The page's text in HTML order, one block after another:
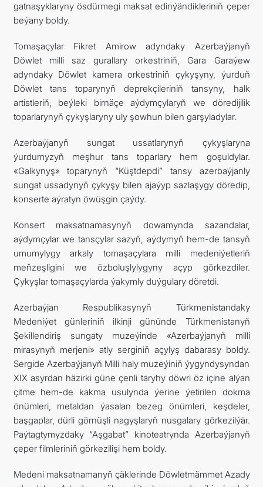
gatnaşyklaryny ösdürmegi maksat edinýändikleriniň çeper
beýany boldy.
Tomaşaçylar Fikret Amirow adyndaky Azerbaýjanyň
Döwlet milli saz gurallary orkestriniň, Gara Garaýew
adyndaky Döwlet kamera orkestriniň çykyşyny, ýurduň
Döwlet tans toparynyň deprekçileriniň tansyny, halk
artistleriň, beýleki birnäçe aýdymçylaryň we döredijilik
toparlarynyň çykyşlaryny uly şowhun bilen garşyladylar.
Azerbaýjanyň sungat ussatlarynyň çykyşlaryna
ýurdumyzyň meşhur tans toparlary hem goşuldylar.
«Galkynyş» toparynyň “Küştdepdi” tansy azerbaýjanly
sungat ussadynyň çykyşy bilen ajaýyp sazlaşygy döredip,
konserte aýratyn öwüşgin çaýdy.
Konsert maksatnamasynyň dowamynda sazandalar,
aýdymçylar we tansçylar sazyň, aýdymyň hem-de tansyň
umumylygy arkaly tomaşaçylara milli medeniýetleriň
meňzeşligini we özboluşlylygyny açyp görkezdiler.
Çykyşlar tomaşaçylarda ýakymly duýgulary döretdi.
Azerbaýjan Respublikasynyň Türkmenistandaky
Medeniýet günleriniň ilkinji gününde Türkmenistanyň
Şekillendiriş sungaty muzeýinde «Azerbaýjanyň milli
mirasynyň merjeni» atly serginiň açylyş dabarasy boldy.
Sergide Azerbaýjanyň Milli haly muzeýiniň ýygyndysyndan
XIX asyrdan häzirki güne çenli taryhy döwri öz içine alýan
çitme hem-de kakma usulynda ýerine ýetirilen dokma
önümleri, metaldan ýasalan bezeg önümleri, keşdeler,
başgaplar, dürli görnüşli nagyşlaryň nusgalary görkezilýär.
Paýtagtymyzdaky “Aşgabat” kinoteatrynda Azerbaýjanyň
çeper filmleriniň görkezilişi hem boldy.
Medeni maksatnamanyň çäklerinde Döwletmämmet Azady